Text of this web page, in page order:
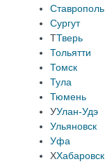
Ставрополь
Сургут
ТТверь
Тольятти
Томск
Тула
Тюмень
УУлан-Удэ
Ульяновск
Уфа
ХХабаровск